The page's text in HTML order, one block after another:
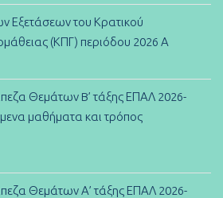
Εξετάσεων του Κρατικού
(ΚΠΓ) περιόδου 2026 Α
Θεμάτων B’ τάξης ΕΠΑΛ 2026-
μαθήματα και τρόπος
Θεμάτων Α’ τάξης ΕΠΑΛ 2026-